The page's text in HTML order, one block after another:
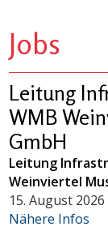
Jobs
Leitung
WMB
GmbH
Leitung
Weinviertel
15. August 2026
Nähere Infos